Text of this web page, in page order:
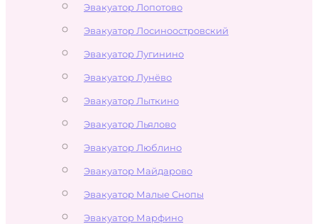
Эвакуатор Лопотово
Эвакуатор Лосиноостровский
Эвакуатор Лугинино
Эвакуатор Лунёво
Эвакуатор Лыткино
Эвакуатор Льялово
Эвакуатор Люблино
Эвакуатор Майдарово
Эвакуатор Малые Снопы
Эвакуатор Марфино